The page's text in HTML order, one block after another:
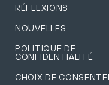
RÉFLEXIONS
NOUVELLES
POLITIQUE DE
CONFIDENTIALITÉ
CHOIX DE